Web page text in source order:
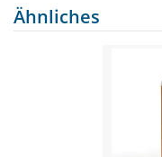
Ähnliches